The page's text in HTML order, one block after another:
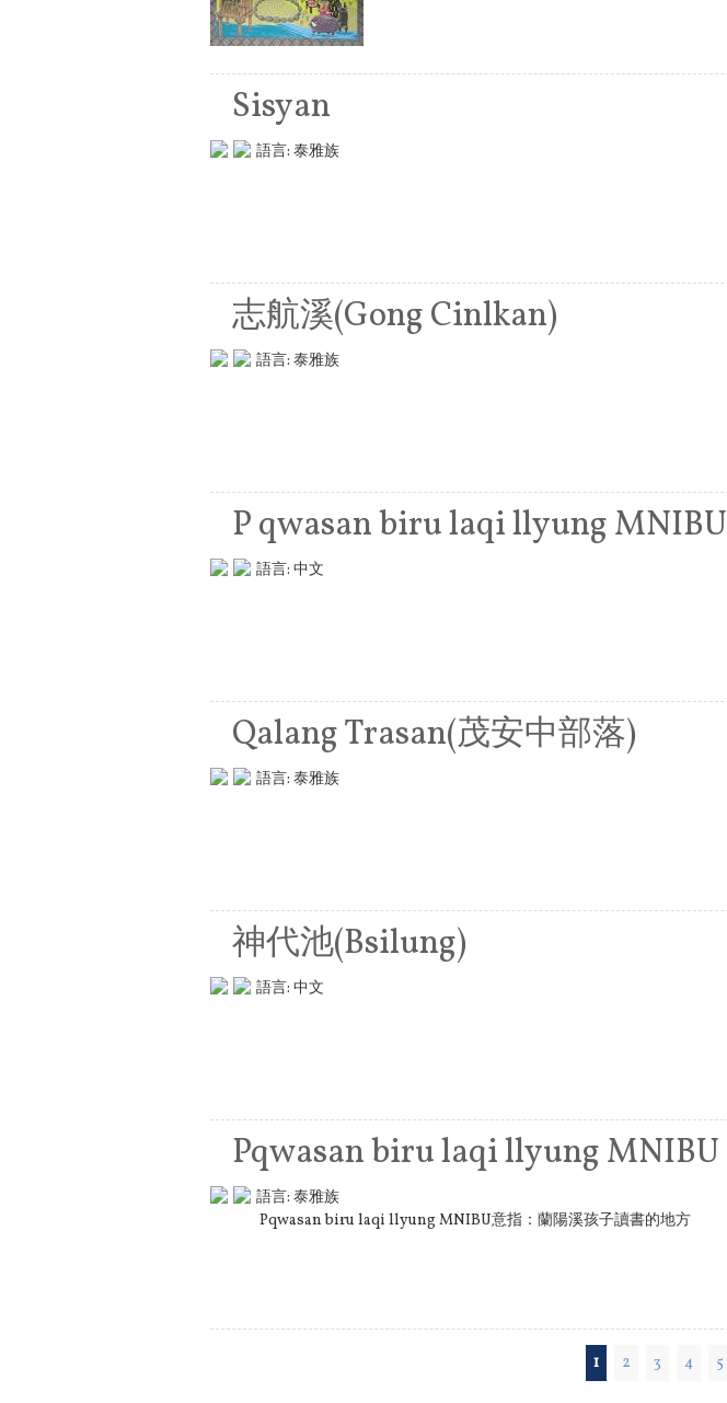
Sisyan
語言: 泰雅族
志航溪(Gong Cinlkan)
語言: 泰雅族
P qwasan biru laqi llyung MNIBU
語言: 中文
Qalang Trasan(茂安中部落)
語言: 泰雅族
神代池(Bsilung)
語言: 中文
Pqwasan biru laqi llyung MNIBU
語言: 泰雅族
Pqwasan biru laqi llyung MNIBU意指：蘭陽溪孩子讀書的地方
1 2 3 4 5